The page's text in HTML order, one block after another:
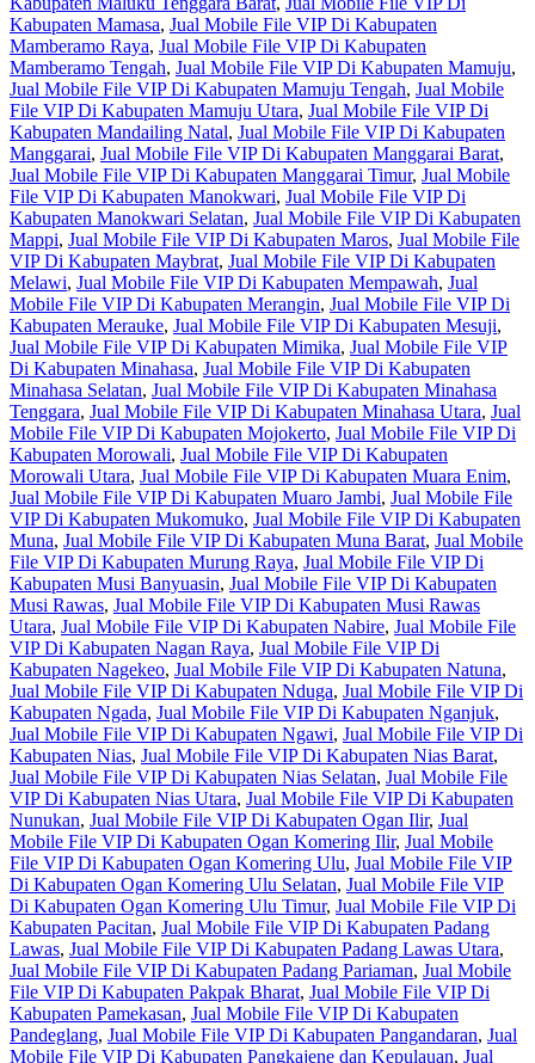
Kabupaten Mamasa, Jual Mobile File VIP Di Kabupaten
Mamberamo Raya, Jual Mobile File VIP Di Kabupaten
Mamberamo Tengah, Jual Mobile File VIP Di Kabupaten Mamuju,
Jual Mobile File VIP Di Kabupaten Mamuju Tengah, Jual Mobile
File VIP Di Kabupaten Mamuju Utara, Jual Mobile File VIP Di
Kabupaten Mandailing Natal, Jual Mobile File VIP Di Kabupaten
Manggarai, Jual Mobile File VIP Di Kabupaten Manggarai Barat,
Jual Mobile File VIP Di Kabupaten Manggarai Timur, Jual Mobile
File VIP Di Kabupaten Manokwari, Jual Mobile File VIP Di
Kabupaten Manokwari Selatan, Jual Mobile File VIP Di Kabupaten
Mappi, Jual Mobile File VIP Di Kabupaten Maros, Jual Mobile File
VIP Di Kabupaten Maybrat, Jual Mobile File VIP Di Kabupaten
Melawi, Jual Mobile File VIP Di Kabupaten Mempawah, Jual
Mobile File VIP Di Kabupaten Merangin, Jual Mobile File VIP Di
Kabupaten Merauke, Jual Mobile File VIP Di Kabupaten Mesuji,
Jual Mobile File VIP Di Kabupaten Mimika, Jual Mobile File VIP
Di Kabupaten Minahasa, Jual Mobile File VIP Di Kabupaten
Minahasa Selatan, Jual Mobile File VIP Di Kabupaten Minahasa
Tenggara, Jual Mobile File VIP Di Kabupaten Minahasa Utara, Jual
Mobile File VIP Di Kabupaten Mojokerto, Jual Mobile File VIP Di
Kabupaten Morowali, Jual Mobile File VIP Di Kabupaten
Morowali Utara, Jual Mobile File VIP Di Kabupaten Muara Enim,
Jual Mobile File VIP Di Kabupaten Muaro Jambi, Jual Mobile File
VIP Di Kabupaten Mukomuko, Jual Mobile File VIP Di Kabupaten
Muna, Jual Mobile File VIP Di Kabupaten Muna Barat, Jual Mobile
File VIP Di Kabupaten Murung Raya, Jual Mobile File VIP Di
Kabupaten Musi Banyuasin, Jual Mobile File VIP Di Kabupaten
Musi Rawas, Jual Mobile File VIP Di Kabupaten Musi Rawas
Utara, Jual Mobile File VIP Di Kabupaten Nabire, Jual Mobile File
VIP Di Kabupaten Nagan Raya, Jual Mobile File VIP Di
Kabupaten Nagekeo, Jual Mobile File VIP Di Kabupaten Natuna,
Jual Mobile File VIP Di Kabupaten Nduga, Jual Mobile File VIP Di
Kabupaten Ngada, Jual Mobile File VIP Di Kabupaten Nganjuk,
Jual Mobile File VIP Di Kabupaten Ngawi, Jual Mobile File VIP Di
Kabupaten Nias, Jual Mobile File VIP Di Kabupaten Nias Barat,
Jual Mobile File VIP Di Kabupaten Nias Selatan, Jual Mobile File
VIP Di Kabupaten Nias Utara, Jual Mobile File VIP Di Kabupaten
Nunukan, Jual Mobile File VIP Di Kabupaten Ogan Ilir, Jual
Mobile File VIP Di Kabupaten Ogan Komering Ilir, Jual Mobile
File VIP Di Kabupaten Ogan Komering Ulu, Jual Mobile File VIP
Di Kabupaten Ogan Komering Ulu Selatan, Jual Mobile File VIP
Di Kabupaten Ogan Komering Ulu Timur, Jual Mobile File VIP Di
Kabupaten Pacitan, Jual Mobile File VIP Di Kabupaten Padang
Lawas, Jual Mobile File VIP Di Kabupaten Padang Lawas Utara,
Jual Mobile File VIP Di Kabupaten Padang Pariaman, Jual Mobile
File VIP Di Kabupaten Pakpak Bharat, Jual Mobile File VIP Di
Kabupaten Pamekasan, Jual Mobile File VIP Di Kabupaten
Pandeglang, Jual Mobile File VIP Di Kabupaten Pangandaran, Jual
Mobile File VIP Di Kabupaten Pangkajene dan Kepulauan, Jual